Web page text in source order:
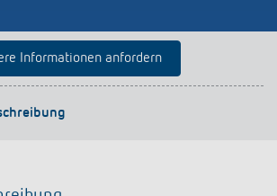
Informationen anfordern